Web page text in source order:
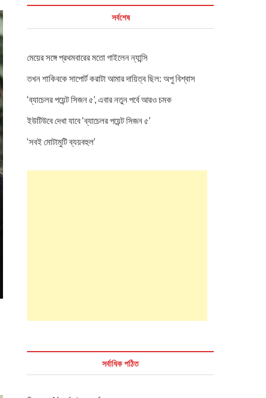
সর্বশেষ
মেয়ের সঙ্গে প্রথমবারের মতো গাইলেন ন্যান্সি
তখন শাকিবকে সাপোর্ট করাটা আমার দায়িত্ব ছিল: অপু বিশ্বাস
‘ব্যাচেলর পয়েন্ট সিজন ৫’, এবার নতুন পর্বে আরও চমক
ইউটিউবে দেখা যাবে ‘ব্যাচেলর পয়েন্ট সিজন ৫’
‘সবই মোটামুটি ব্যয়বহুল’
সর্বাধিক পঠিত